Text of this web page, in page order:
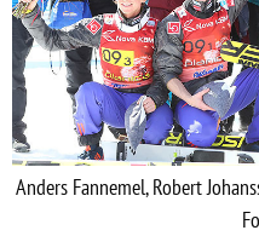
Anders Fannemel, Robert